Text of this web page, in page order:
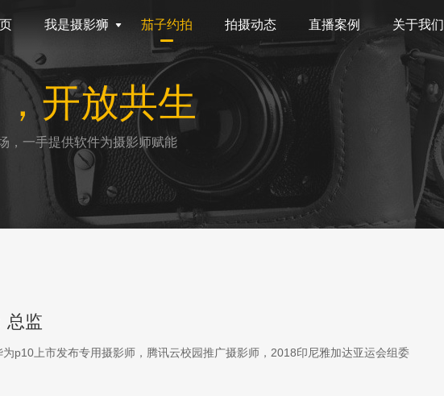
我是摄影狮 茄子约拍 拍摄动态 直播案例 关于我们
开放共生
，一手提供软件为摄影师赋能
总监
p10上市发布专用摄影师，腾讯云校园推广摄影师，2018印尼雅加达亚运会组委